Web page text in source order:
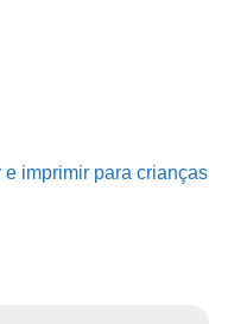
imprimir para crianças